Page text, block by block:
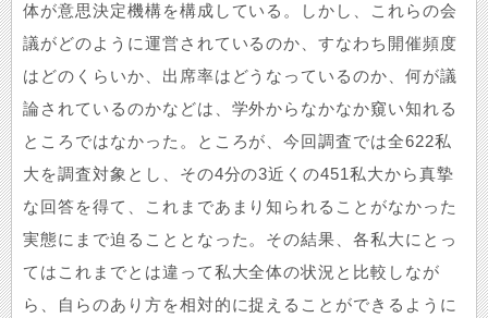
体が意思決定機構を構成している。しかし、これらの会
議がどのように運営されているのか、すなわち開催頻度
はどのくらいか、出席率はどうなっているのか、何が議
論されているのかなどは、学外からなかなか窺い知れる
ところではなかった。ところが、今回調査では全622私
大を調査対象とし、その4分の3近くの451私大から真摯
な回答を得て、これまであまり知られることがなかった
実態にまで迫ることとなった。その結果、各私大にとっ
てはこれまでとは違って私大全体の状況と比較しなが
ら、自らのあり方を相対的に捉えることができるように